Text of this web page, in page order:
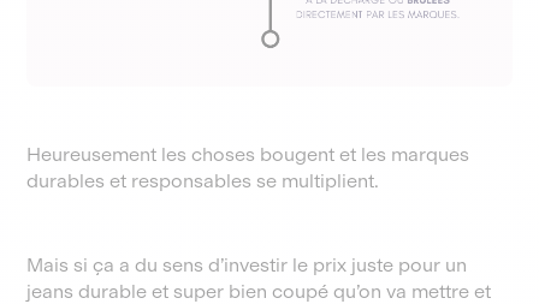
Heureusement les choses bougent et les marques
durables et responsables se multiplient.
Mais si ça a du sens d’investir le prix juste pour un
jeans durable et super bien coupé qu’on va mettre et